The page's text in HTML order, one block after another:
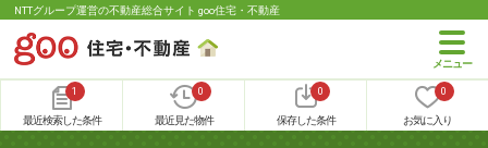
NTTグループ運営の不動産総合サイト goo住宅・不動産
1
最近検索した条件
0
最近見た物件
0
保存した条件
0
お気に入り